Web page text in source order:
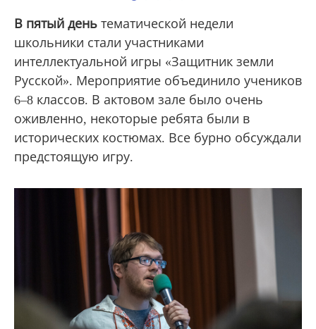
В пятый день тематической недели
школьники стали участниками
интеллектуальной игры «Защитник земли
Русской». Мероприятие объединило учеников
6–8 классов. В актовом зале было очень
оживленно, некоторые ребята были в
исторических костюмах. Все бурно обсуждали
предстоящую игру.